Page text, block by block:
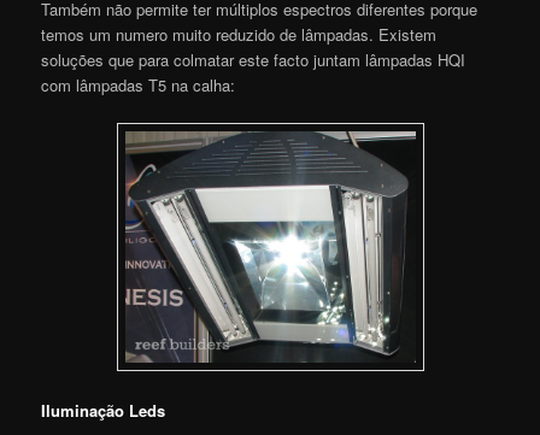
Também não permite ter múltiplos espectros diferentes porque
temos um numero muito reduzido de lâmpadas. Existem
soluções que para colmatar este facto juntam lâmpadas HQI
com lâmpadas T5 na calha:
Iluminação Leds